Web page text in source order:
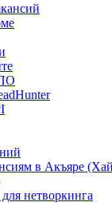
в Акъяре
нетворкинга